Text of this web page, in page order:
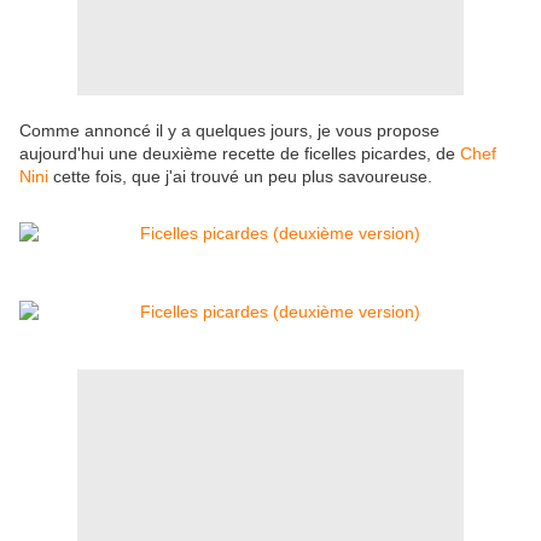
Comme annoncé il y a quelques jours, je vous propose
aujourd'hui une deuxième recette de ficelles picardes, de Chef
Nini cette fois, que j'ai trouvé un peu plus savoureuse.